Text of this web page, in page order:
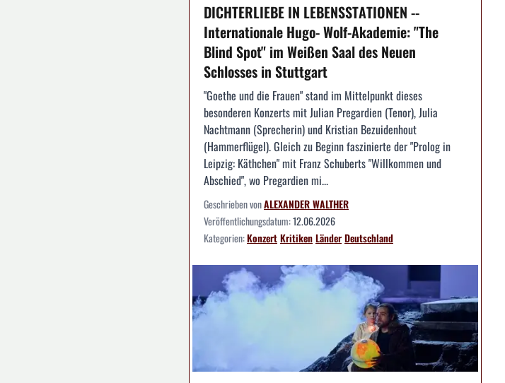
DICHTERLIEBE IN LEBENSSTATIONEN --
Internationale Hugo- Wolf-Akademie: "The
Blind Spot" im Weißen Saal des Neuen
Schlosses in Stuttgart
"Goethe und die Frauen" stand im Mittelpunkt dieses
besonderen Konzerts mit Julian Pregardien (Tenor), Julia
Nachtmann (Sprecherin) und Kristian Bezuidenhout
(Hammerflügel). Gleich zu Beginn faszinierte der "Prolog in
Leipzig: Käthchen" mit Franz Schuberts "Willkommen und
Abschied", wo Pregardien mi...
Geschrieben vonALEXANDER WALTHER
Veröffentlichungsdatum:12.06.2026
Kategorien:KonzertKritikenLänderDeutschland